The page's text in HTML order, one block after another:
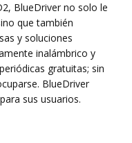
BlueDriver no solo le
que también
y soluciones
inalámbrico y
gratuitas; sin
BlueDriver
sus usuarios.